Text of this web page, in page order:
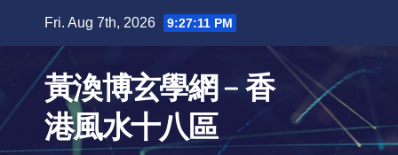
content
Fri. Aug 7th, 2026 9:27:12 PM
黃渙博玄學網﹣香
港風水十八區